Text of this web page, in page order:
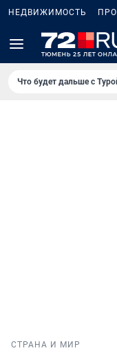
НЕДВИЖИМОСТЬ
Что будет дальше с
СТРАНА И МИР